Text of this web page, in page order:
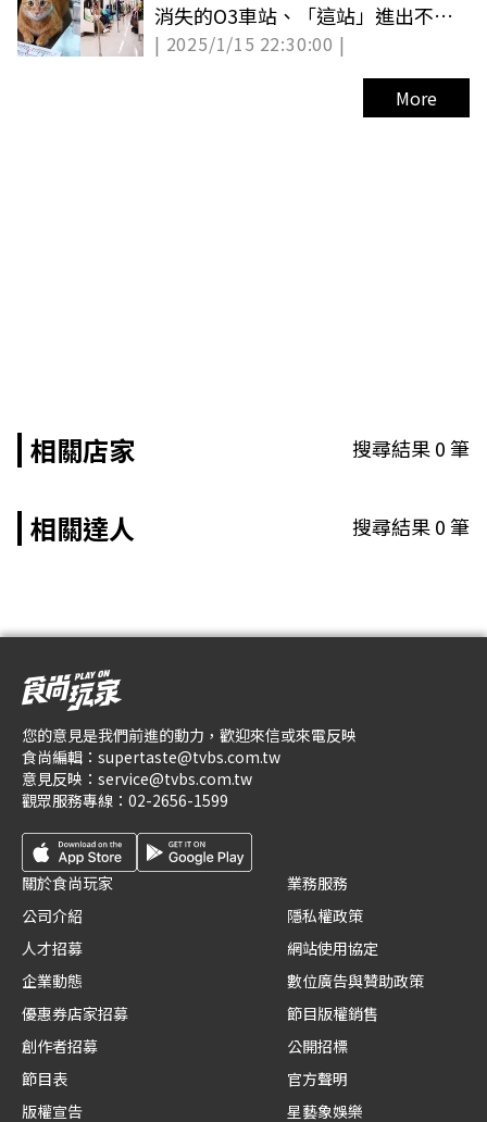
消失的O3車站、「這站」進出不扣
錢
| 2025/1/15 22:30:00 |
More
相關店家 搜尋結果0筆
相關達人 搜尋結果0筆
您的意見是我們前進的動力，歡迎來信或來電反映
食尚編輯： supertaste@tvbs.com.tw
意見反映： service@tvbs.com.tw
觀眾服務專線： 02-2656-1599
關於食尚玩家
公司介紹
人才招募
企業動態
優惠券店家招募
創作者招募
節目表
版權宣告
業務服務
隱私權政策
網站使用協定
數位廣告與贊助政策
節目版權銷售
公開招標
官方聲明
星藝象娛樂